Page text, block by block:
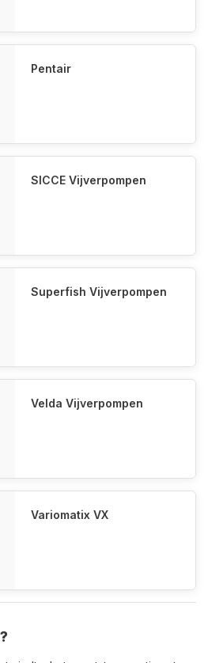
Pentair
SICCE Vijverpompen
Superfish Vijverpompen
Velda Vijverpompen
Variomatix VX